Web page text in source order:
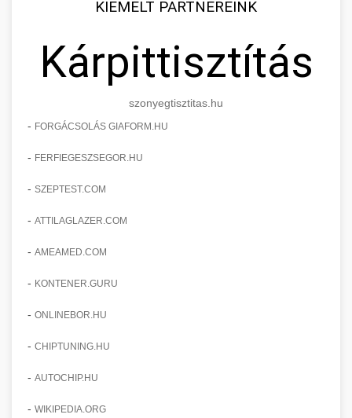
KIEMELT PARTNEREINK
Kárpittisztítás
szonyegtisztitas.hu
- FORGÁCSOLÁS GIAFORM.HU
- FERFIEGESZSEGOR.HU
- SZEPTEST.COM
- ATTILAGLAZER.COM
- AMEAMED.COM
- KONTENER.GURU
- ONLINEBOR.HU
- CHIPTUNING.HU
- AUTOCHIP.HU
- WIKIPEDIA.ORG